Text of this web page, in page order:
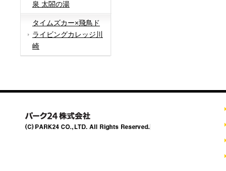
泉 太閤の湯
タイムズカー×飛鳥ド
ライビングカレッジ川
崎